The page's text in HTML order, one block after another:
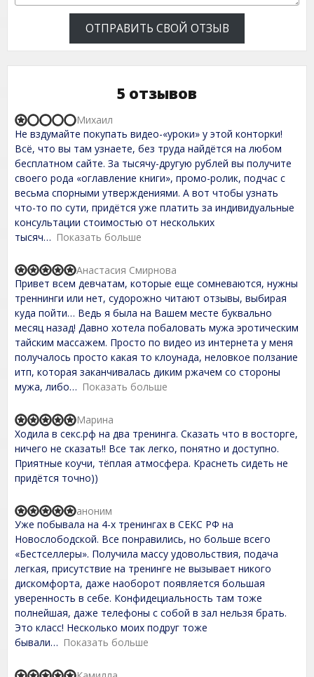
ОТПРАВИТЬ СВОЙ ОТЗЫВ
5 отзывов
R
a
t
d
1
,
0
o
u
t
5
Не вздумайте покупать видео-«уроки» у этой конторки!
Всё, что вы там узнаете, без труда найдётся на любом
бесплатном сайте. За тысячу-другую рублей вы получите
своего рода «оглавление книги», промо-ролик, подчас с
весьма спорными утверждениями. А вот чтобы узнать
что-то по сути, придётся уже платить за индивидуальные
консультации стоимостью от нескольких
тысяч
Показать больше
Михаил
R
a
t
e
d
5
,
0
o
u
t
5
Привет всем девчатам, которые еще сомневаются, нужны
треннинги или нет, судорожно читают отзывы, выбирая
куда пойти… Ведь я была на Вашем месте буквально
месяц назад! Давно хотела побаловать мужа эротическим
тайским массажем. Просто по видео из интернета у меня
получалось просто какая то клоунада, неловкое ползание
итп, которая заканчивалась диким ржачем со стороны
мужа, либо
Показать больше
Анастасия Смирнова
R
a
t
d
5
0
o
u
t
f
5
Ходила в секс.рф на два тренинга. Сказать что в восторге,
ничего не сказать!! Все так легко, понятно и доступно.
Приятные коучи, тёплая атмосфера. Краснеть сидеть не
придётся точно))
Марина
R
a
t
e
d
5
,
0
o
u
t
o
f
Уже побывала на 4-х тренингах в СЕКС РФ на
Новослободской. Все понравились, но больше всего
«Бестселлеры». Получила массу удовольствия, подача
легкая, присутствие на тренинге не вызывает никого
дискомфорта, даже наоборот появляется большая
уверенность в себе. Конфидециальность там тоже
полнейшая, даже телефоны с собой в зал нельзя брать.
Это класс! Несколько моих подруг тоже
бывали
Показать больше
аноним